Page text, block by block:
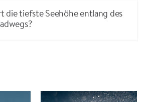
die tiefste Seehöhe entlang des